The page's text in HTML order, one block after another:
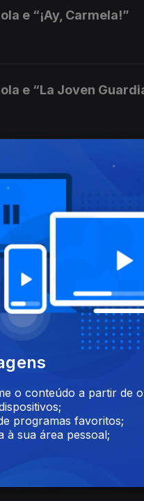
e “¡Ay, Carmela!”
e “La Joven
e “Falangista soy”
e “Lied der
e “Marcha del
Julho de 2026
e “El Quinto
o conteúdo a partir de
programas favoritos;
à sua área pessoal;